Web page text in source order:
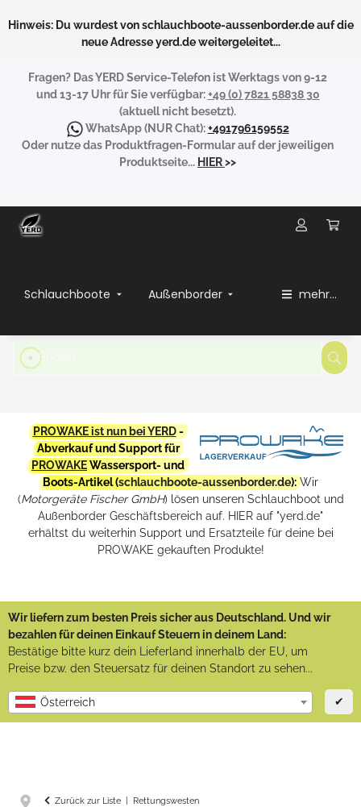
Hinweis: Du wurdest von schlauchboote-aussenborder.de auf die
neue Adresse yerd.de weitergeleitet...
Fragen? Das YERD Service-Telefon ist Werktags von 9-12
und 13-17 Uhr für Sie verfügbar:+49 (0) 7821 58838 30
(aktuell nicht besetzt).
WhatsApp(NUR Chat):+491796159552
Oder nutze das Produktfragen-Formular auf der jeweiligen
Produktseite... HIER>>
Schlauchboote Außenborder mehr...
PROWAKE ist nun bei YERD-
Abverkauf und Support für
PROWAKEWassersport- und
Boots-Artikel (schlauchboote-aussenborder.de): Wir
(Motorgeräte Fischer GmbH) lösen unseren Schlauchboot und
Außenborder Geschäftsbereich auf. HIER auf "yerd.de"
erhältst du weiterhin Support und Ersatzteile für deine bei
PROWAKE gekauften Produkte!
Wir liefern zum besten Preis sicher aus Deutschland. Und wir
bezahlen für deinen Einkauf Steuern in deinem Land:
Bestätige bitte kurz dein Lieferland innerhalb der EU, um
Preise bzw. den Steuersatz für deinen Standort zu sehen...
Österreich ✔
Zurück zur Liste Rettungswesten